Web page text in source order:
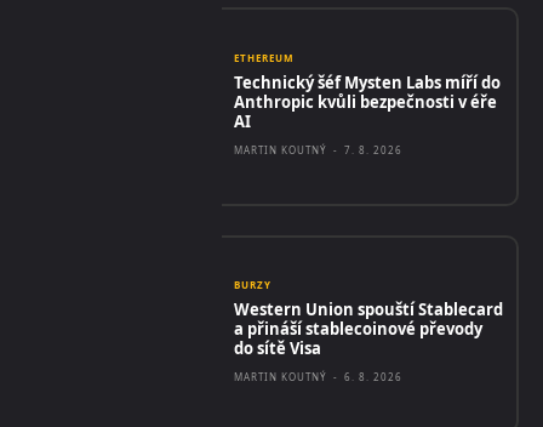
ETHEREUM
Technický šéf Mysten Labs míří do
Anthropic kvůli bezpečnosti v éře
AI
MARTIN KOUTNÝ - 7. 8. 2026
BURZY
Western Union spouští Stablecard
a přináší stablecoinové převody
do sítě Visa
MARTIN KOUTNÝ - 6. 8. 2026